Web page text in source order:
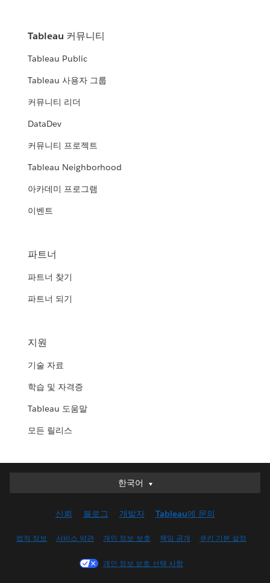
Tableau 커뮤니티
Tableau Public
Tableau 사용자 그룹
커뮤니티 리더
DataDev
커뮤니티 프로젝트
Tableau Neighborhood
아카데미 프로그램
이벤트
파트너
파트너 찾기
파트너 되기
지원
기술 자료
학습 및 자격증
Tableau 도움말
모든 릴리스
한국어
한국어
English (UK)
Français (Canada)
신뢰 블로그 개발자 Tableau에 문의
법적 정보 서비스 약관 개인 정보 보호 책임 공개 쿠키 기본 설정
개인 정보 보호 선택 사항